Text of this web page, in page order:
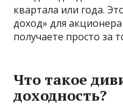
квартала или года.
доход» для
получаете просто за
Что такое
доходность?